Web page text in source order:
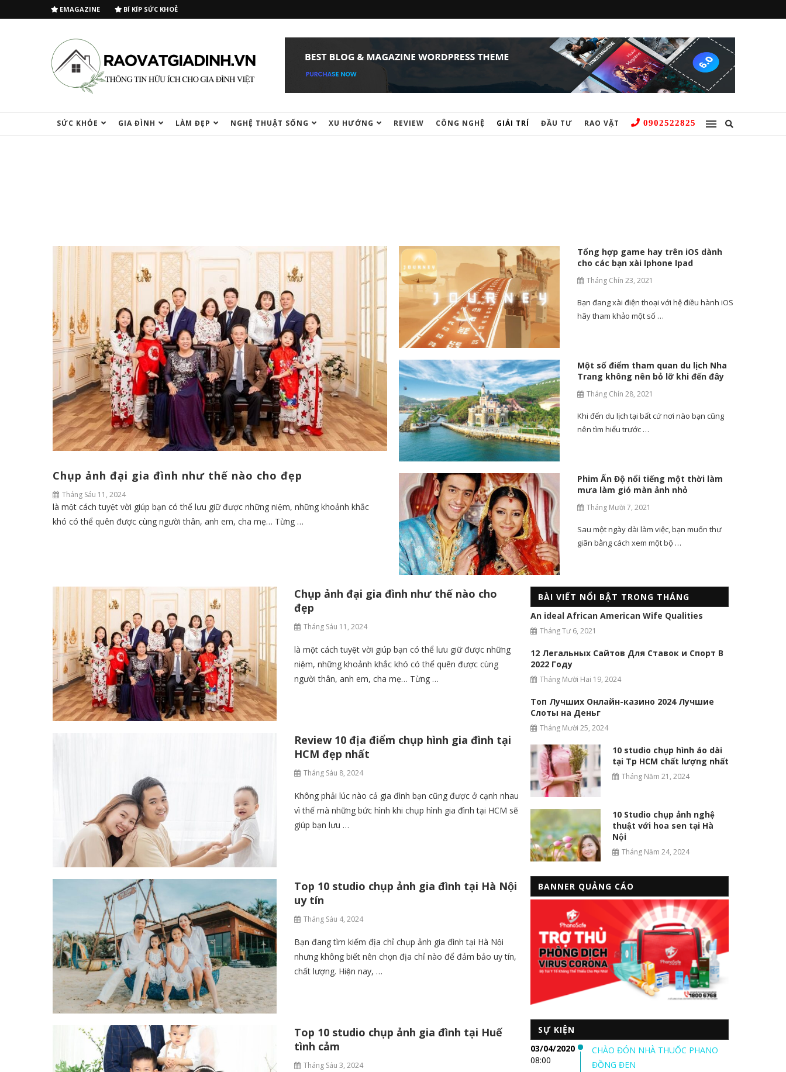
EMAGAZINE BÍ KÍP SỨC KHOẺ
SỨC KHỎE GIA ĐÌNH LÀM ĐẸP NGHỆ THUẬT SỐNG XU HƯỚNG REVIEW CÔNG NGHỆ GIẢI TRÍ ĐẦU TƯ RAO VẶT 0902522825
Chụp ảnh đại gia đình như thế nào cho đẹp
Tháng Sáu 11, 2024
là một cách tuyệt vời giúp bạn có thể lưu giữ được những niệm, những khoảnh khắc
khó có thể quên được cùng người thân, anh em, cha mẹ… Từng …
Tổng hợp game hay trên iOS dành
cho các bạn xài Iphone Ipad
Tháng Chín 23, 2021
Bạn đang xài điện thoại với hệ điều hành iOS
hãy tham khảo một số …
Một số điểm tham quan du lịch Nha
Trang không nên bỏ lỡ khi đến đây
Tháng Chín 28, 2021
Khi đến du lịch tại bất cứ nơi nào bạn cũng
nên tìm hiểu trước …
Phim Ấn Độ nổi tiếng một thời làm
mưa làm gió màn ảnh nhỏ
Tháng Mười 7, 2021
Sau một ngày dài làm việc, bạn muốn thư
giãn bằng cách xem một bộ …
Chụp ảnh đại gia đình như thế nào cho
đẹp
Tháng Sáu 11, 2024
là một cách tuyệt vời giúp bạn có thể lưu giữ được những
niệm, những khoảnh khắc khó có thể quên được cùng
người thân, anh em, cha mẹ… Từng …
Review 10 địa điểm chụp hình gia đình tại
HCM đẹp nhất
Tháng Sáu 8, 2024
Không phải lúc nào cả gia đình bạn cũng được ở cạnh nhau
vì thế mà những bức hình khi chụp hình gia đình tại HCM sẽ
giúp bạn lưu …
Top 10 studio chụp ảnh gia đình tại Hà Nội
uy tín
Tháng Sáu 4, 2024
Bạn đang tìm kiếm địa chỉ chụp ảnh gia đình tại Hà Nội
nhưng không biết nên chọn địa chỉ nào để đảm bảo uy tín,
chất lượng. Hiện nay, …
Top 10 studio chụp ảnh gia đình tại Huế
tình cảm
Tháng Sáu 3, 2024
BÀI VIẾT NỔI BẬT TRONG THÁNG
An ideal African American Wife Qualities
Tháng Tư 6, 2021
12 Легальных Сайтов Для Ставок и Спорт В
2022 Году
Tháng Mười Hai 19, 2024
Топ Лучших Онлайн-казино 2024 Лучшие
Слоты на Деньг
Tháng Mười 25, 2024
10 studio chụp hình áo dài
tại Tp HCM chất lượng nhất
Tháng Năm 21, 2024
10 Studio chụp ảnh nghệ
thuật với hoa sen tại Hà
Nội
Tháng Năm 24, 2024
BANNER QUẢNG CÁO
SỰ KIỆN
03/04/2020
08:00
CHÀO ĐÓN NHÀ THUỐC PHANO
ĐỒNG ĐEN